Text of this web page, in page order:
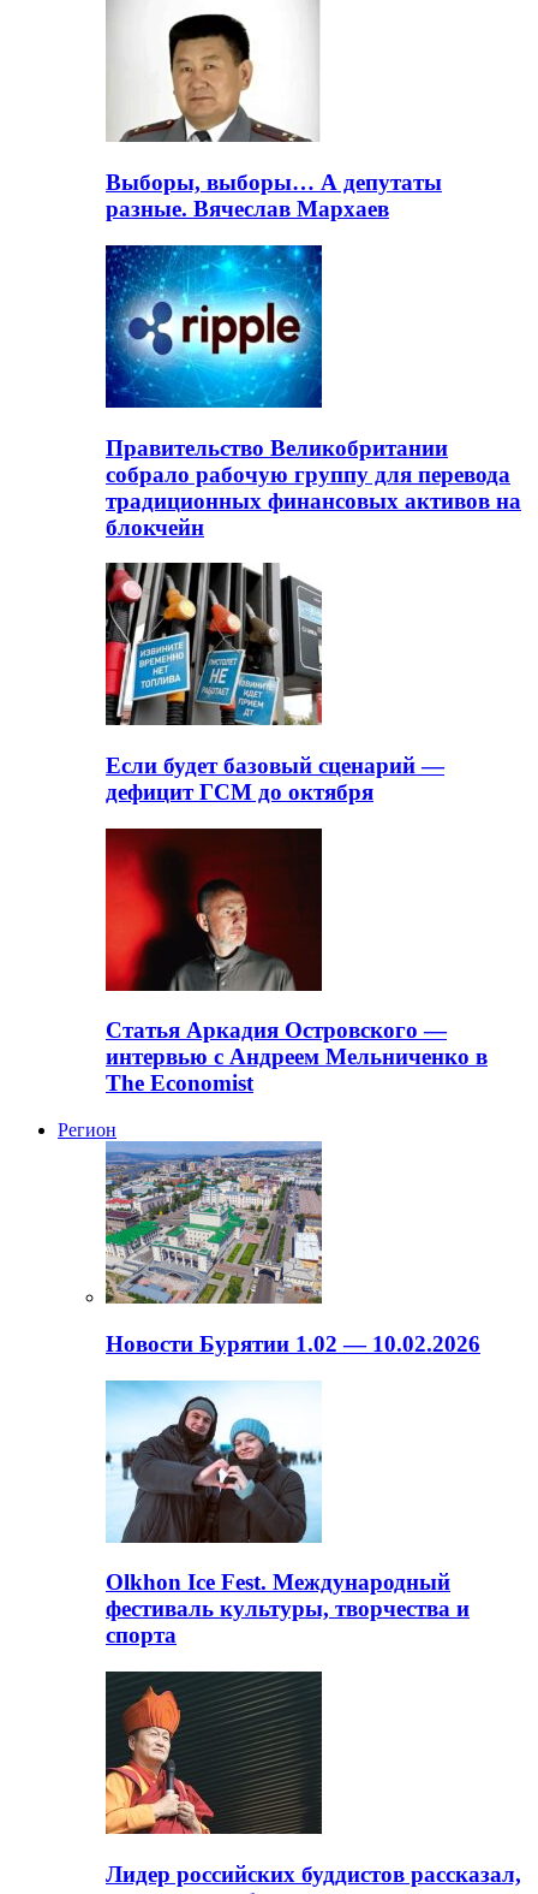
Выборы, выборы… А депутаты
разные. Вячеслав Мархаев
Правительство Великобритании
собрало рабочую группу для перевода
традиционных финансовых активов на
блокчейн
Если будет базовый сценарий —
дефицит ГСМ до октября
Статья Аркадия Островского —
интервью с Андреем Мельниченко в
The Economist
Регион
Новости Бурятии 1.02 — 10.02.2026
Olkhon Ice Fest. Международный
фестиваль культуры, творчества и
спорта
Лидер российских буддистов рассказал,